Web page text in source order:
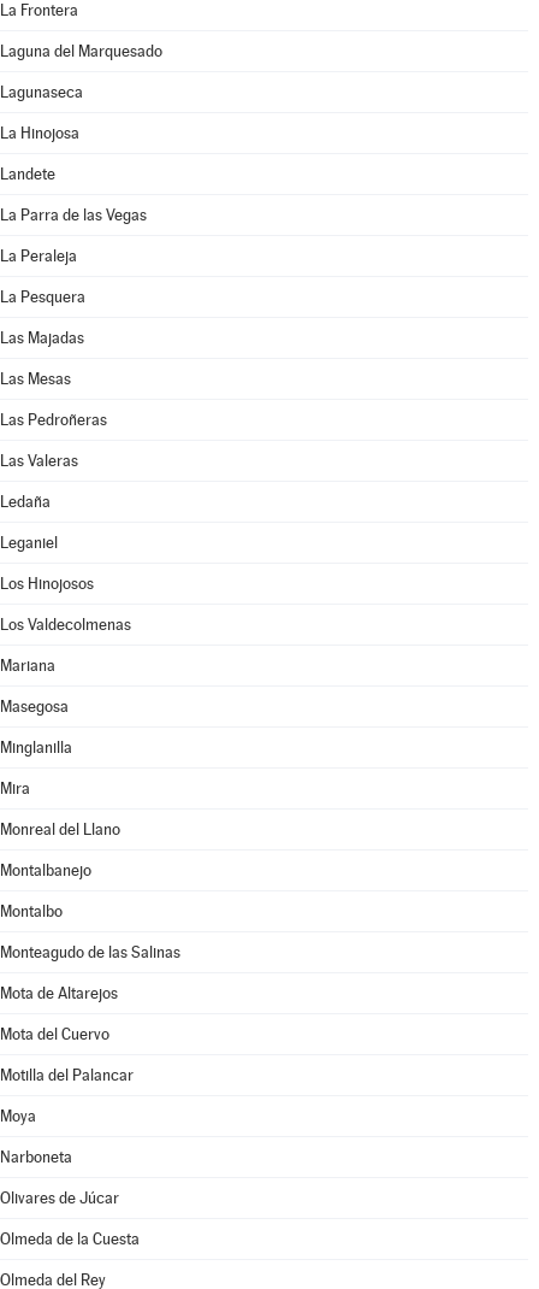
La Frontera
Laguna del Marquesado
Lagunaseca
La Hinojosa
Landete
La Parra de las Vegas
La Peraleja
La Pesquera
Las Majadas
Las Mesas
Las Pedroñeras
Las Valeras
Ledaña
Leganiel
Los Hinojosos
Los Valdecolmenas
Mariana
Masegosa
Minglanilla
Mira
Monreal del Llano
Montalbanejo
Montalbo
Monteagudo de las Salinas
Mota de Altarejos
Mota del Cuervo
Motilla del Palancar
Moya
Narboneta
Olivares de Júcar
Olmeda de la Cuesta
Olmeda del Rey